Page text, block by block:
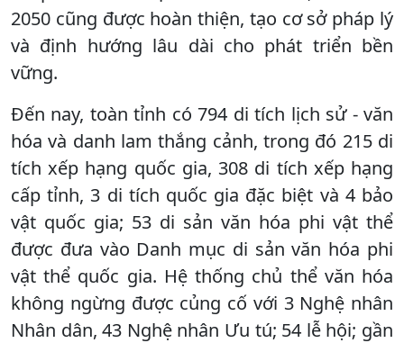
2050 cũng được hoàn thiện, tạo cơ sở pháp lý
và định hướng lâu dài cho phát triển bền
vững.
Đến nay, toàn tỉnh có 794 di tích lịch sử - văn
hóa và danh lam thắng cảnh, trong đó 215 di
tích xếp hạng quốc gia, 308 di tích xếp hạng
cấp tỉnh, 3 di tích quốc gia đặc biệt và 4 bảo
vật quốc gia; 53 di sản văn hóa phi vật thể
được đưa vào Danh mục di sản văn hóa phi
vật thể quốc gia. Hệ thống chủ thể văn hóa
không ngừng được củng cố với 3 Nghệ nhân
Nhân dân, 43 Nghệ nhân Ưu tú; 54 lễ hội; gần